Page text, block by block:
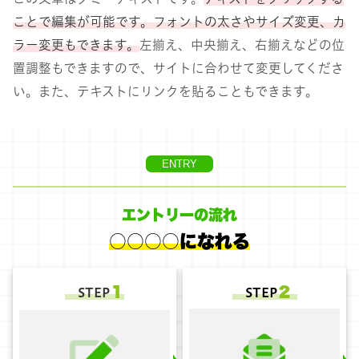
ことで編集が可能です。フォントの太さやサイズ変更、カ
ラー変更もできます。左揃え、中央揃え、右揃えなどの位
置調整もできますので、サイトに合わせて変更してくださ
い。また、テキストにリンクを貼ることもできます。
ENTRY
エントリーの流れ
○○○○になれる
STEP１ STEP２